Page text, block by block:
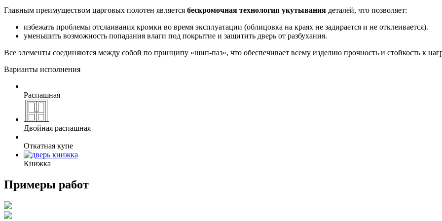
Главным преимуществом царговых полотен является бескромочная технология укутывания деталей, что позволяет:
избежать проблемы отслаивания кромки во время эксплуатации (облицовка на краях не задирается и не отклеивается).
уменьшить возможность попадания влаги под покрытие и защитить дверь от разбухания.
Все элементы соединяются между собой по принципу «шип-паз», что обеспечивает всему изделию прочность и стойкость к
Варианты исполнения
Распашная
Двойная распашная
Откатная купе
Книжка
Примеры работ